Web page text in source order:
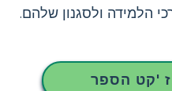
הלמידה ולסגנון שלהם.
ז 'קט הספר